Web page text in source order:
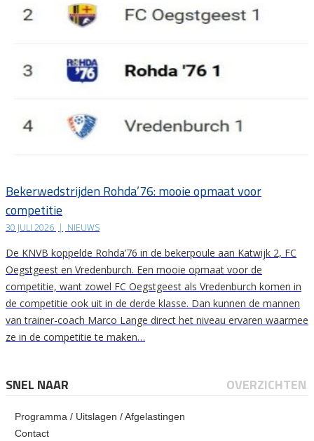
Bekerwedstrijden Rohda’76: mooie opmaat voor
competitie
30 JULI 2026 | NIEUWS
De KNVB koppelde Rohda’76 in de bekerpoule aan Katwijk 2, FC
Oegstgeest en Vredenburch. Een mooie opmaat voor de
competitie, want zowel FC Oegstgeest als Vredenburch komen in
de competitie ook uit in de derde klasse. Dan kunnen de mannen
van trainer-coach Marco Lange direct het niveau ervaren waarmee
ze in de competitie te maken…
SNEL NAAR OVERZICHTEN
Programma / Uitslagen / Afgelastingen
Contact